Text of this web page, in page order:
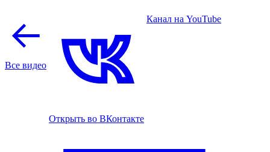
Все видео
Открыть во ВКонтакте
Канал на YouTube